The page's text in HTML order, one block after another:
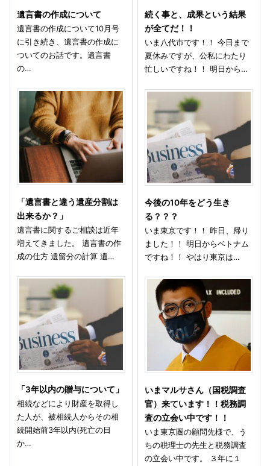
遺言書の作成について
遺言書の作成について10月号
に引き続き、遺言書の作成に
ついてのお話です。遺言書
の…
「遺言書と違う遺産分割は
出来るか？」
遺言書に関するご相談は近年
増えてきました。 遺言書の作
成の仕方 遺留分の計算 遺…
「3年以内の贈与について」
相続などにより財産を取得し
た人が、被相続人からその相
続開始前3年以内(死亡の日
か…
続く事と、成果という結果
が全てだ！！
いま八代市です！！ 今日まで
夏休みですが、公私にわたり
忙しいですね！！ 明日から…
今後の10年をどう生き
る？？？
いま東京です！！ 昨日、帰り
ました！！ 明日からベトナム
ですね！！ やはり東京は…
いまマルサさん（国税調査
官）来ています！！税務調
査の立会い中です！！
いま東京圏の顧問先様で、う
ちの税理士の先生と税務調査
の立会い中です。 ３年に１